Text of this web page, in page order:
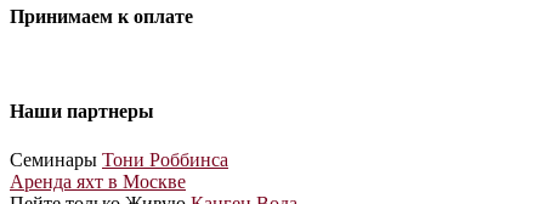
Принимаем к оплате
Наши партнеры
Cеминары Тони Роббинса
Аренда яхт в Москве